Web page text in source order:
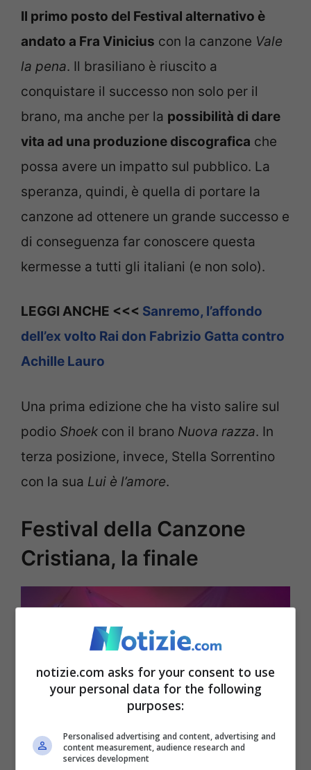
Il primo posto del Festival alternativo è
andato a Fra Vinicius con la canzone Vale
la pena. Il brasiliano è riuscito a
conquistare il successo non solo per il
brano, ma anche per la possibilità di dare
vita ad una produzione discografica che
possa avere un impatto sul pubblico. La
speranza, quindi, è quella di portare la
canzone ad ottenere un grande successo e
di conseguenza far conoscere questa
kermesse a tutti gli italiani (e non solo).
LEGGI ANCHE <<< Sanremo, l’affondo
dell’ex volto Rai don Fabrizio Gatta contro
Achille Lauro
Una prima edizione che ha visto salire sul
podio Shoek con il brano Nuova razza. In
terza posizione, invece, Stella Sorrentino
con la sua Lui è l’amore.
Festival della Canzone
Cristiana, la finale
Si è conclusa la prima edizione del Festival della Canzone
Cristiana (screenshot video YouTube)
notizie.com asks for your consent to use
your personal data for the following
purposes:
Personalised advertising and content, advertising and
content measurement, audience research and
services development